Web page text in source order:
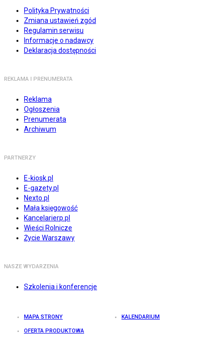
Polityka Prywatności
Zmiana ustawień zgód
Regulamin serwisu
Informacje o nadawcy
Deklaracja dostępności
REKLAMA I PRENUMERATA
Reklama
Ogłoszenia
Prenumerata
Archiwum
PARTNERZY
E-kiosk.pl
E-gazety.pl
Nexto.pl
Mała księgowość
Kancelarierp.pl
Wieści Rolnicze
Życie Warszawy
NASZE WYDARZENIA
Szkolenia i konferencje
MAPA STRONY KALENDARIUM
OFERTA PRODUKTOWA